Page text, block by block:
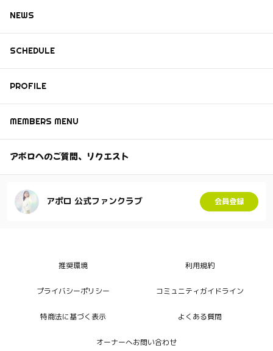
NEWS
SCHEDULE
PROFILE
MEMBERS MENU
アポロへのご質問、リクエスト
アポロ 公式ファンクラブ 会員登録
推奨環境 利用規約
プライバシーポリシー コミュニティガイドライン
特商法に基づく表示 よくある質問
オーナーへお問い合わせ